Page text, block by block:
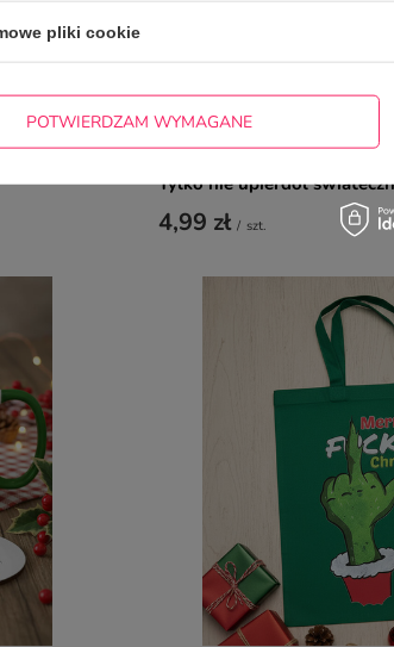
niego -
Tylko nie upierdol
4,99 zł / szt.
pliki cookie
POTWIERDZAM WYMAGANE